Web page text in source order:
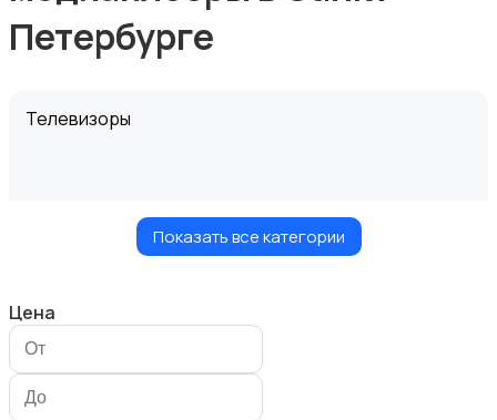
Петербурге
Телевизоры
Показать все категории
Цена